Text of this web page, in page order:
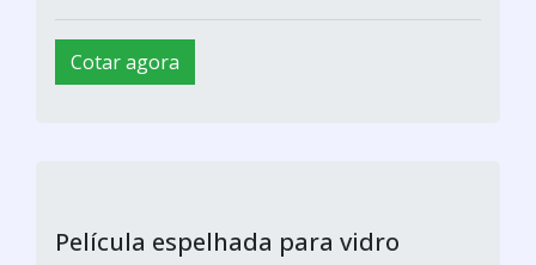
Cotar agora
Película espelhada para vidro